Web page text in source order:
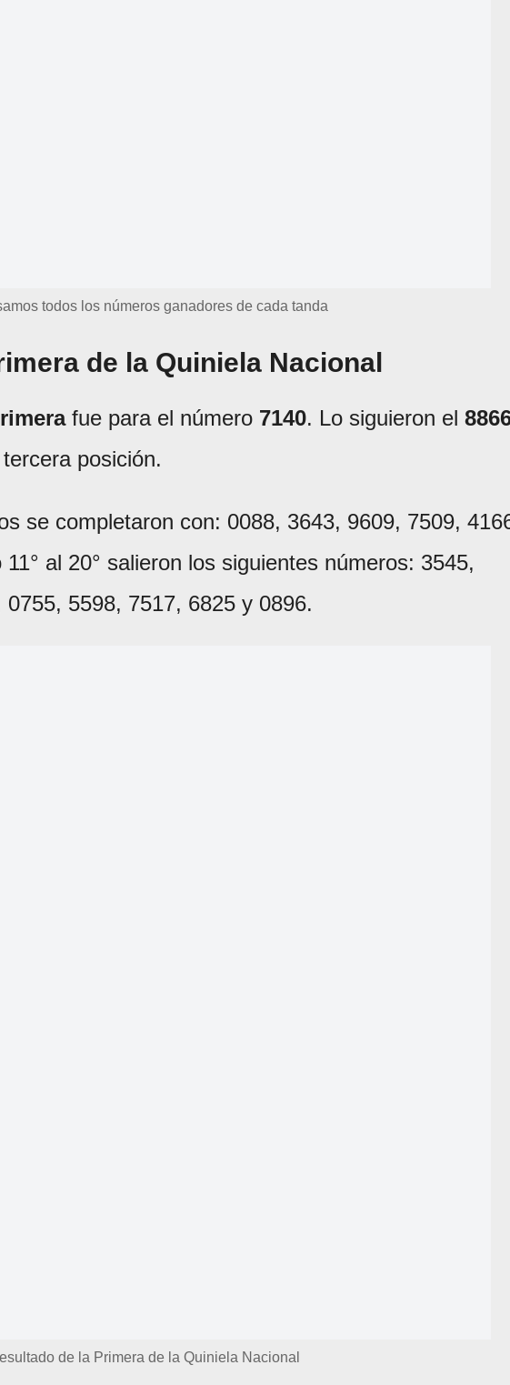
todos los números ganadores de cada tanda
de la Quiniela Nacional
fue para el número 7140. Lo siguieron el
posición.
se completaron con: 0088, 3643, 9609, 7509,
al 20° salieron los siguientes números: 3545,
5598, 7517, 6825 y 0896.
de la Primera de la Quiniela Nacional